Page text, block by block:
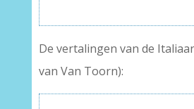
De vertalingen van de
van Van Toorn):